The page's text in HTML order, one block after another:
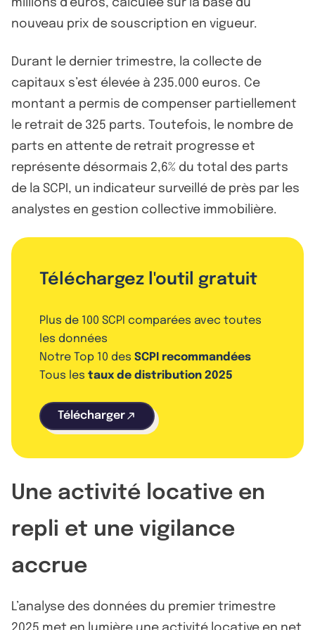
millions d’euros, calculée sur la base du
nouveau prix de souscription en vigueur.
Durant le dernier trimestre, la collecte de
capitaux s’est élevée à 235.000 euros. Ce
montant a permis de compenser partiellement
le retrait de 325 parts. Toutefois, le nombre de
parts en attente de retrait progresse et
représente désormais 2,6% du total des parts
de la SCPI, un indicateur surveillé de près par les
analystes en gestion collective immobilière.
Téléchargez l'outil gratuit
Plus de 100 SCPI comparées avec toutes
les données
Notre Top 10 des SCPI recommandées
Tous les taux de distribution 2025
Télécharger
Une activité locative en
repli et une vigilance
accrue
L’analyse des données du premier trimestre